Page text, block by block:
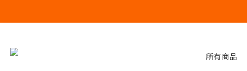
所有商品